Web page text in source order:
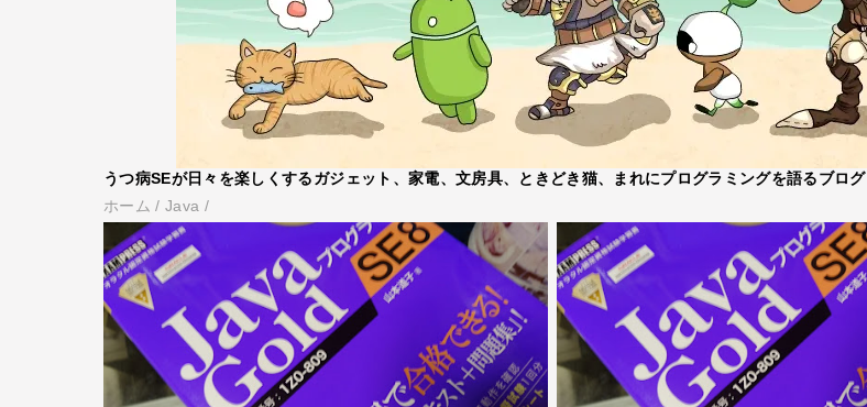
うつ病SEが日々を楽しくするガジェット、家電、文房具、ときどき猫、まれにプログラミングを語るブログ
ホーム /Java /